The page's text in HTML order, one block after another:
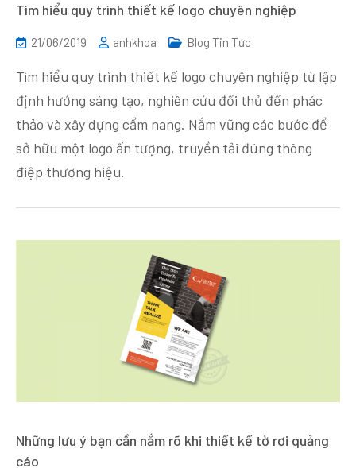
Tìm hiểu quy trình thiết kế logo chuyên nghiệp
21/06/2019 anhkhoa Blog Tin Tức
Tìm hiểu quy trình thiết kế logo chuyên nghiệp từ lập
định hướng sáng tạo, nghiên cứu đối thủ đến phác
thảo và xây dựng cẩm nang. Nắm vững các bước để
sở hữu một logo ấn tượng, truyền tải đúng thông
điệp thương hiệu.
Những lưu ý bạn cần nắm rõ khi thiết kế tờ rơi quảng
cáo